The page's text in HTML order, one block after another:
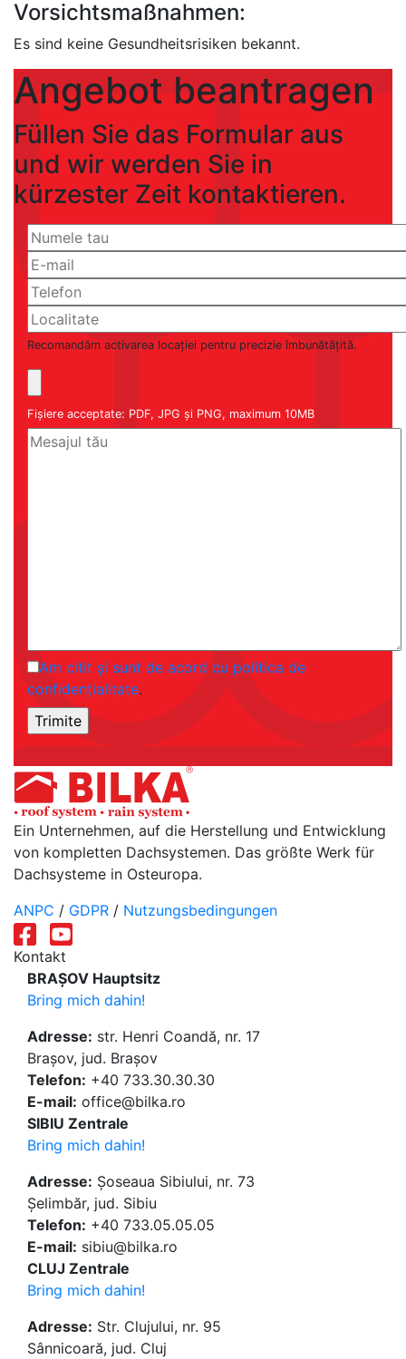
Vorsichtsmaßnahmen:
Es sind keine Gesundheitsrisiken bekannt.
Angebot beantragen
Füllen Sie das Formular aus
und wir werden Sie in
kürzester Zeit kontaktieren.
Recomandăm activarea locației pentru precizie îmbunătățită.
Fișiere acceptate: PDF, JPG și PNG, maximum 10MB
Am citit și sunt de acord cu politica de
confidențialitate.
Ein Unternehmen, auf die Herstellung und Entwicklung
von kompletten Dachsystemen. Das größte Werk für
Dachsysteme in Osteuropa.
ANPC / GDPR / Nutzungsbedingungen
Kontakt
BRAȘOV Hauptsitz
Bring mich dahin!
Adresse: str. Henri Coandă, nr. 17
Brașov, jud. Brașov
Telefon: +40 733.30.30.30
E-mail: office@bilka.ro
SIBIU Zentrale
Bring mich dahin!
Adresse: Șoseaua Sibiului, nr. 73
Șelimbăr, jud. Sibiu
Telefon: +40 733.05.05.05
E-mail: sibiu@bilka.ro
CLUJ Zentrale
Bring mich dahin!
Adresse: Str. Clujului, nr. 95
Sânnicoară, jud. Cluj